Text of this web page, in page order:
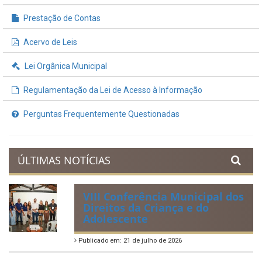
Prestação de Contas
Acervo de Leis
Lei Orgânica Municipal
Regulamentação da Lei de Acesso à Informação
Perguntas Frequentemente Questionadas
ÚLTIMAS NOTÍCIAS
VIII Conferência Municipal dos
Direitos da Criança e do
Adolescente
Publicado em: 21 de julho de 2026